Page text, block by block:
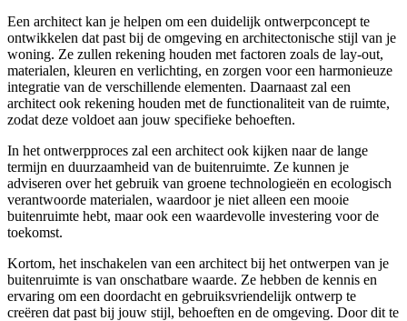
Een architect kan je helpen om een duidelijk ontwerpconcept te
ontwikkelen dat past bij de omgeving en architectonische stijl van je
woning. Ze zullen rekening houden met factoren zoals de lay-out,
materialen, kleuren en verlichting, en zorgen voor een harmonieuze
integratie van de verschillende elementen. Daarnaast zal een
architect ook rekening houden met de functionaliteit van de ruimte,
zodat deze voldoet aan jouw specifieke behoeften.
In het ontwerpproces zal een architect ook kijken naar de lange
termijn en duurzaamheid van de buitenruimte. Ze kunnen je
adviseren over het gebruik van groene technologieën en ecologisch
verantwoorde materialen, waardoor je niet alleen een mooie
buitenruimte hebt, maar ook een waardevolle investering voor de
toekomst.
Kortom, het inschakelen van een architect bij het ontwerpen van je
buitenruimte is van onschatbare waarde. Ze hebben de kennis en
ervaring om een doordacht en gebruiksvriendelijk ontwerp te
creëren dat past bij jouw stijl, behoeften en de omgeving. Door dit te